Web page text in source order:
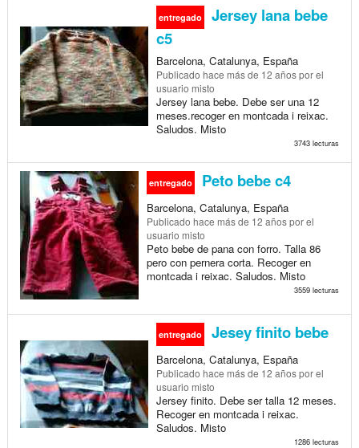
entregado
Jersey lana bebe
c5
Barcelona, Catalunya, España
Publicado hace más de 12 añospor el
usuario misto
Jersey lana bebe. Debe ser una 12
meses.recoger en montcada i reixac.
Saludos. Misto
3743 lecturas
entregado Peto bebe c4
Barcelona, Catalunya, España
Publicado hace más de 12 añospor el
usuario misto
Peto bebe de pana con forro. Talla 86
pero con pernera corta. Recoger en
montcada i reixac. Saludos. Misto
3559 lecturas
entregado Jesey finito bebe
Barcelona, Catalunya, España
Publicado hace más de 12 añospor el
usuario misto
Jersey finito. Debe ser talla 12 meses.
Recoger en montcada i reixac.
Saludos. Misto
1286 lecturas